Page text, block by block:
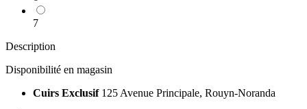
7
Description
Disponibilité en magasin
Cuirs Exclusif 125 Avenue Principale, Rouyn-Noranda